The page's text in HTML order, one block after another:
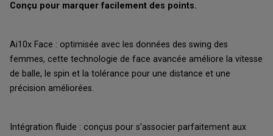
Conçu pour marquer facilement des points.
Ai10x Face : optimisée avec les données des swing des
femmes, cette technologie de face avancée améliore la vitesse
de balle, le spin et la tolérance pour une distance et une
précision améliorées.
Intégration fluide : conçus pour s’associer parfaitement aux